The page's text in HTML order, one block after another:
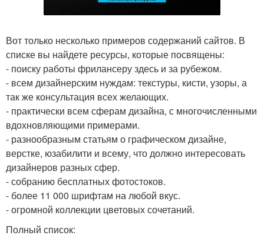
Вот только несколько примеров содержаний сайтов. В
списке вы найдете ресурсы, которые посвящены:
- поиску работы фрилансеру здесь и за рубежом.
- всем дизайнерским нуждам: текстуры, кисти, узоры, а
так же консультация всех желающих.
- практически всем сферам дизайна, с многочисленными
вдохновляющими примерами.
- разнообразным статьям о графическом дизайне,
верстке, юзабилити и всему, что должно интересовать
дизайнеров разных сфер.
- собранию бесплатных фотостоков.
- более 11 000 шрифтам на любой вкус.
- огромной коллекции цветовых сочетаний.
Полный список: